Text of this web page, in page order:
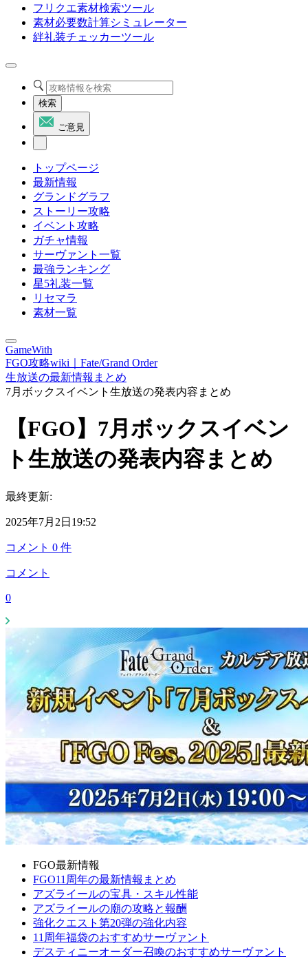
フリクエ素材検索ツール
素材必要数計算シミュレーター
絆礼装チェッカーツール
検索
ご意見
トップページ
最新情報
グランドグラフ
ストーリー攻略
イベント攻略
ガチャ情報
サーヴァント一覧
最強ランキング
星5礼装一覧
リセマラ
素材一覧
GameWith
FGO攻略wiki｜Fate/Grand Order
生放送の最新情報まとめ
7月ボックスイベント生放送の発表内容まとめ
【FGO】7月ボックスイベン
ト生放送の発表内容まとめ
最終更新:
2025年7月2日19:52
コメント 0 件
コメント
0
FGO最新情報
FGO11周年の最新情報まとめ
アズライールの宝具・スキル性能
アズライールの廟の攻略と報酬
強化クエスト第20弾の強化内容
11周年福袋のおすすめサーヴァント
デスティニーオーダー召喚のおすすめサーヴァント